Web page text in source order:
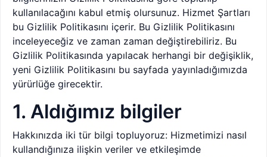
kullanılacağını kabul etmiş olursunuz. Hizmet Şartları
bu Gizlilik Politikasını içerir. Bu Gizlilik Politikasını
inceleyeceğiz ve zaman zaman değiştirebiliriz. Bu
Gizlilik Politikasında yapılacak herhangi bir değişiklik,
yeni Gizlilik Politikasını bu sayfada yayınladığımızda
yürürlüğe girecektir.
1. Aldığımız bilgiler
Hakkınızda iki tür bilgi topluyoruz: Hizmetimizi nasıl
kullandığınıza ilişkin veriler ve etkileşimde